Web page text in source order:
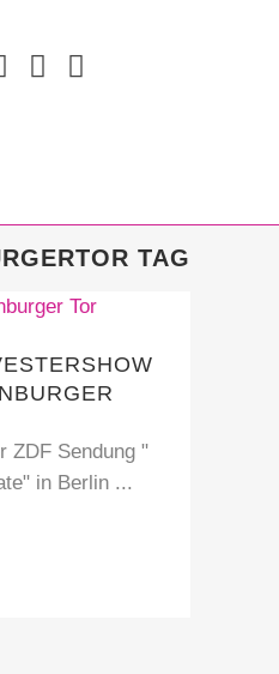
TAG
ZDF Sendung "
in Berlin ...